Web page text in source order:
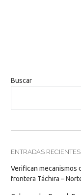
Buscar
ENTRADAS RECIENTES
Verifican mecanismos
frontera Táchira –